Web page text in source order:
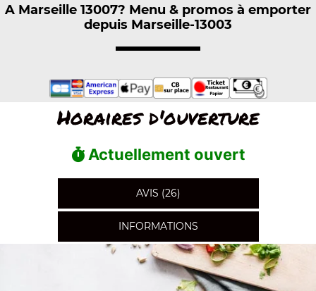
A Marseille 13007? Menu & promos à emporter
depuis Marseille-13003
Horaires d'ouverture
Actuellement ouvert
AVIS (26)
INFORMATIONS